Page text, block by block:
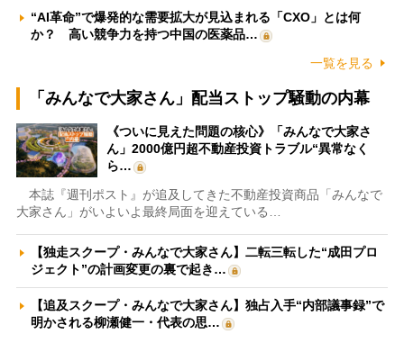
“AI革命”で爆発的な需要拡大が見込まれる「CXO」とは何
か？ 高い競争力を持つ中国の医薬品…
一覧を見る
「みんなで大家さん」配当ストップ騒動の内幕
《ついに見えた問題の核心》「みんなで大家さ
ん」2000億円超不動産投資トラブル“異常なく
ら…
本誌『週刊ポスト』が追及してきた不動産投資商品「みんなで
大家さん」がいよいよ最終局面を迎えている…
【独走スクープ・みんなで大家さん】二転三転した“成田プロ
ジェクト”の計画変更の裏で起き…
【追及スクープ・みんなで大家さん】独占入手“内部議事録”で
明かされる柳瀬健一・代表の思…